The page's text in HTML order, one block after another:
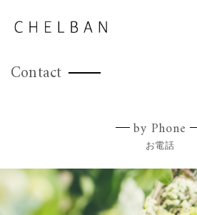
Contact
by Phone
お電話